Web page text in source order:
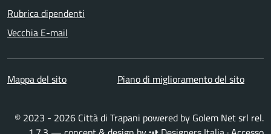
Rubrica dipendenti
Vecchia E-mail
Mappa del sito Piano di miglioramento del sito
© 2023 - 2026 Città di Trapani powered by Golem Net srl rel.